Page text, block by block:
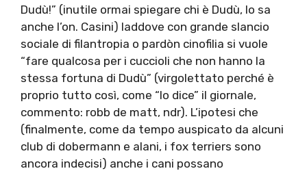
Dudù!” (inutile ormai spiegare chi è Dudù, lo sa
anche l’on. Casini) laddove con grande slancio
sociale di filantropia o pardòn cinofilia si vuole
“fare qualcosa per i cuccioli che non hanno la
stessa fortuna di Dudù” (virgolettato perché è
proprio tutto così, come “lo dice” il giornale,
commento: robb de matt, ndr). L’ipotesi che
(finalmente, come da tempo auspicato da alcuni
club di dobermann e alani, i fox terriers sono
ancora indecisi) anche i cani possano